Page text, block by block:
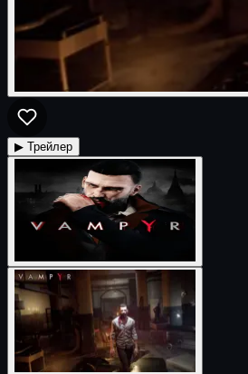
▶ Трейлер